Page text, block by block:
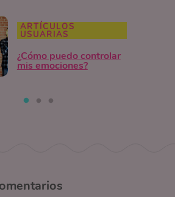
ARTÍCULOS
USUARIAS
¿Cómo puedo controlar
mis emociones?